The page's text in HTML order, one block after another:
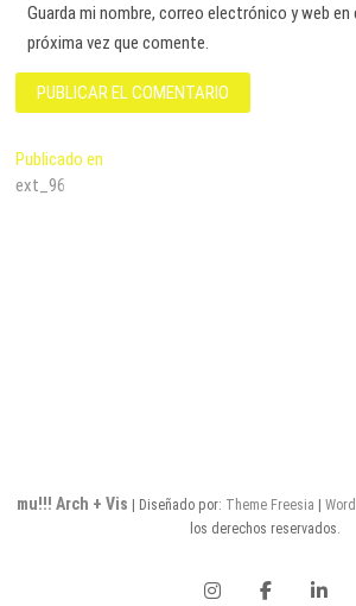
Guarda mi nombre, correo electrónico y web
próxima vez que comente.
Navegación
de
Publicado en
ext_96
mu!!! Arch + Vis | Diseñado por: Theme Freesia |
los derechos reservados.
instagram